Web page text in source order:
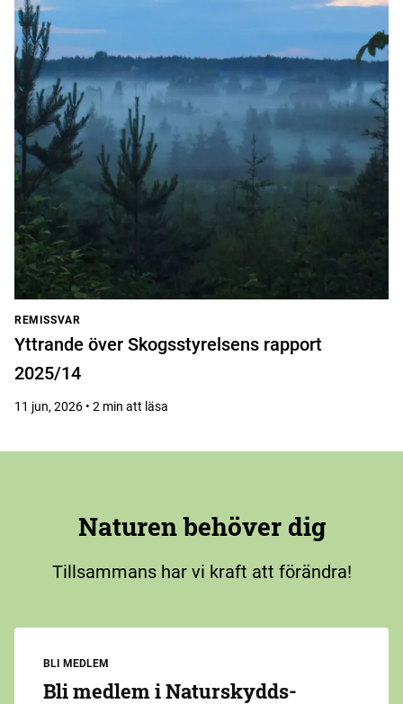
REMISSVAR
Yttrande över Skogsstyrelsens rapport
2025/14
11 jun, 2026 • 2 min att läsa
Naturen behöver dig
Tillsammans har vi kraft att förändra!
BLI MEDLEM
Bli medlem i Naturskydds­